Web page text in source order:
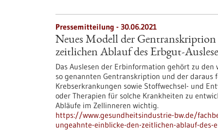
Pressemitteilung - 30.06.2021
Neues Modell der
zeitlichen Ablauf des Erbgut-
Das Auslesen der Erbinformation gehört zu
so genannten Gentranskription und der
Krebserkrankungen sowie Stoffwechsel- und
oder Therapien für solche Krankheiten zu
Abläufe im Zellinneren wichtig.
https://www.gesundheitsindustrie-bw.de/
ungeahnte-einblicke-den-zeitlichen-ablauf-des-